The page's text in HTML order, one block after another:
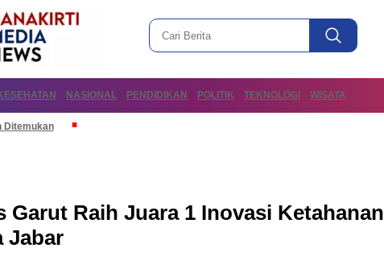
NASIONAL PENDIDIKAN POLITIK TEKNOLOGI WISATA
Ditemukan
Garut Raih Juara 1 Inovasi Ketahanan
Jabar